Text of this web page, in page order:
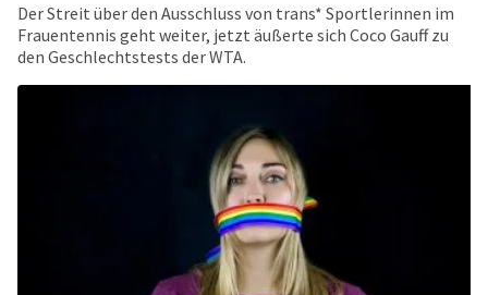
Der Streit über den Ausschluss von trans* Sportlerinnen im
Frauentennis geht weiter, jetzt äußerte sich Coco Gauff zu
den Geschlechtstests der WTA.